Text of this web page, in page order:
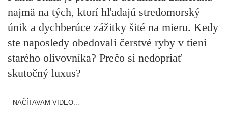
najmä na tých, ktorí hľadajú stredomorský
únik a dychberúce zážitky šité na mieru. Kedy
ste naposledy obedovali čerstvé ryby v tieni
starého olivovníka? Prečo si nedopriať
skutočný luxus?
NAČÍTAVAM VIDEO...